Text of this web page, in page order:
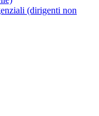
(dirigenti non